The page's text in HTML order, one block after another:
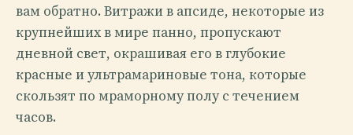
вам обратно. Витражи в апсиде, некоторые из
крупнейших в мире панно, пропускают
дневной свет, окрашивая его в глубокие
красные и ультрамариновые тона, которые
скользят по мраморному полу с течением
часов.